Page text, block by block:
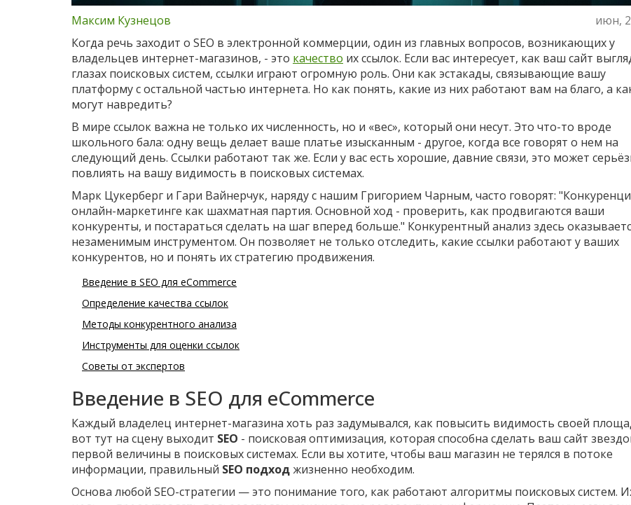
Максим Кузнецов
июн,
Когда речь заходит о SEO в электронной коммерции, один из главных вопросов, возникающих у
владельцев интернет-магазинов, - это качество их ссылок. Если вас интересует, как ваш сайт
глазах поисковых систем, ссылки играют огромную роль. Они как эстакады, связывающие вашу
платформу с остальной частью интернета. Но как понять, какие из них работают вам на благо, а
могут навредить?
В мире ссылок важна не только их численность, но и «вес», который они несут. Это что-то вроде
школьного бала: одну вещь делает ваше платье изысканным - другое, когда все говорят о нем на
следующий день. Ссылки работают так же. Если у вас есть хорошие, давние связи, это может
повлиять на вашу видимость в поисковых системах.
Марк Цукерберг и Гари Вайнерчук, наряду с нашим Григорием Чарным, часто говорят:
онлайн-маркетинге как шахматная партия. Основной ход - проверить, как продвигаются ваши
конкуренты, и постараться сделать на шаг вперед больше." Конкурентный анализ здесь
незаменимым инструментом. Он позволяет не только отследить, какие ссылки работают у ваших
конкурентов, но и понять их стратегию продвижения.
Введение в SEO для eCommerce
Определение качества ссылок
Методы конкурентного анализа
Инструменты для оценки ссылок
Советы от экспертов
Введение в SEO для eCommerce
Каждый владелец интернет-магазина хоть раз задумывался, как повысить видимость своей
вот тут на сцену выходит SEO - поисковая оптимизация, которая способна сделать ваш сайт
первой величины в поисковых системах. Если вы хотите, чтобы ваш магазин не терялся в потоке
информации, правильный SEO подходжизненно необходим.
Основа любой SEO-стратегии — это понимание того, как работают алгоритмы поисковых систем.